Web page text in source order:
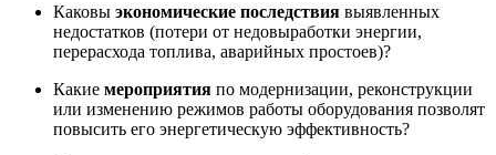
Каковы экономические последствия выявленных
недостатков (потери от недовыработки энергии,
перерасхода топлива, аварийных простоев)?
Какие мероприятия по модернизации, реконструкции
или изменению режимов работы оборудования позволят
повысить его энергетическую эффективность?